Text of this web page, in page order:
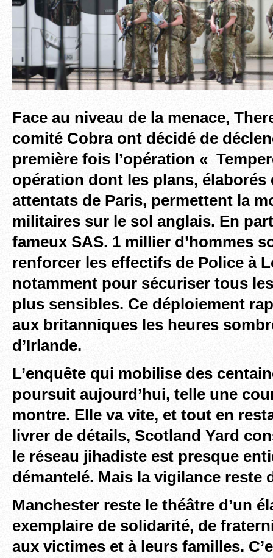
Face au niveau de la menace,
comité Cobra ont décidé de
première fois l’opération «
opération dont les plans, élaborés
attentats de Paris, permettent la
militaires sur le sol anglais. En
fameux SAS. 1 millier d’hommes
renforcer les effectifs de Police à
notamment pour sécuriser tous
plus sensibles. Ce déploiement
aux britanniques les heures
d’Irlande.
L’enquête qui mobilise des
poursuit aujourd’hui, telle une
montre. Elle va vite, et tout en
livrer de détails, Scotland Yard
le réseau jihadiste est presque
démantelé. Mais la vigilance reste
Manchester reste le théâtre d’un
exemplaire de solidarité, de
aux victimes et à leurs familles.